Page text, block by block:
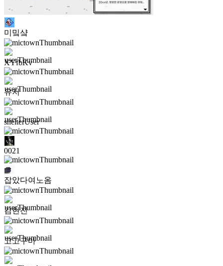
미밐샼
XYfbKv
유저
shelterUser
0021
잡았다여노옴
김현진
고고구마